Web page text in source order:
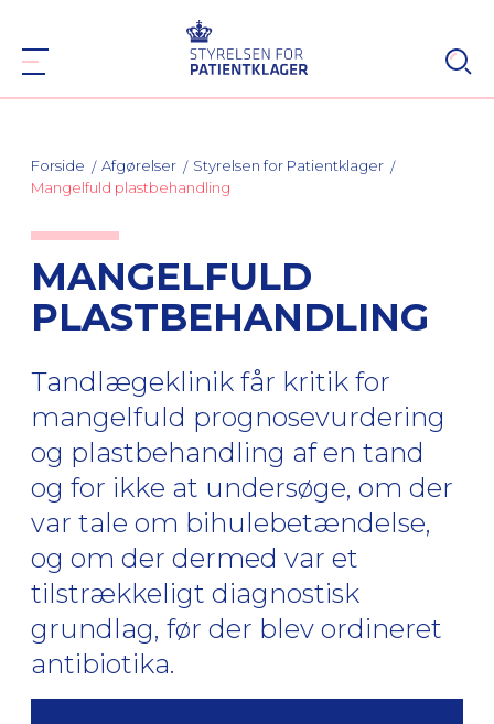
Forside Afgørelser
Styrelsen for Patientklager
Mangelfuld plastbehandling
MANGELFULD
PLASTBEHANDLING
Tandlægeklinik får kritik for
mangelfuld prognosevurdering
og plastbehandling af en tand
og for ikke at undersøge, om der
var tale om bihulebetændelse,
og om der dermed var et
tilstrækkeligt diagnostisk
grundlag, før der blev ordineret
antibiotika.